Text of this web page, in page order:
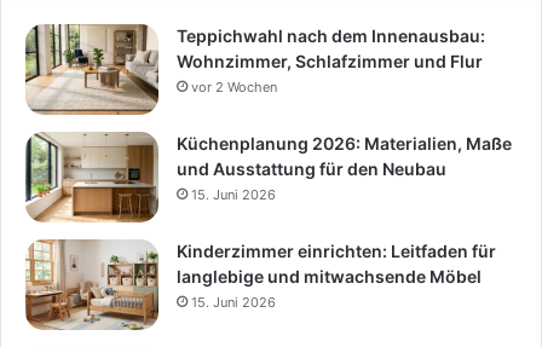
Teppichwahl nach dem Innenausbau:
Wohnzimmer, Schlafzimmer und Flur
vor 2 Wochen
Küchenplanung 2026: Materialien, Maße
und Ausstattung für den Neubau
15. Juni 2026
Kinderzimmer einrichten: Leitfaden für
langlebige und mitwachsende Möbel
15. Juni 2026